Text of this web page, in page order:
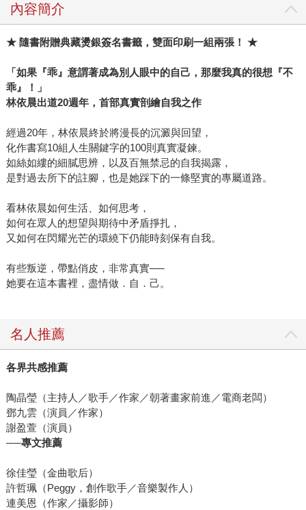
內容簡介
★ 隨書附贈典藏燙銀簽名書籤，雙面印刷一組兩張！ ★
「如果『乖』意謂著成為別人眼中的自己，那麼我真的很想『不
乖』！」
林依晨出道20週年，首部真實剖繪自我之作
經過20年，林依晨終於將漫長的沉澱與回望，
化作書寫10組人生關鍵字的100則真實凝鍊。
如絲如縷的細膩思辨，以及百無禁忌的自我揭露，
是對過去所下的註腳，也是她踩下的一條堅實的專屬道路。
看林依晨如何生活、如何思考，
如何在眾人的想望與期待中矛盾掙扎，
又如何在閃耀光芒的環繞下仍能時刻保有自我。
有些叛逆，帶點俏皮，非常真實──
她要在這本書裡，盡情做．自．己。
名人推薦
各界共感推薦
陶晶瑩（主持人／歌手／作家／朝著畫家前進／電商老闆）
鄧九雲（演員／作家）
謝盈萱（演員）
──專文推薦
徐佳瑩（金曲歌后）
許哲珮（Peggy，創作歌手／音樂製作人）
連美恩（作家／攝影師）